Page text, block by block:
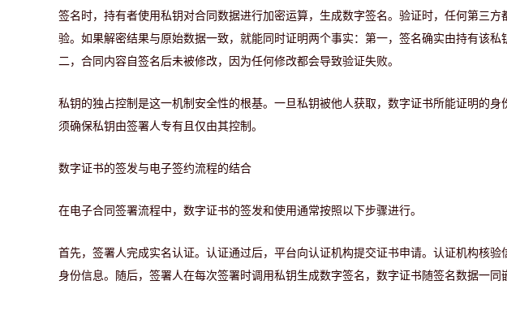
签名时，持有者使用私钥对合同数据进行加密运算，生成数字签名。验证时，任何第三
验。如果解密结果与原始数据一致，就能同时证明两个事实：第一，签名确实由持有该
二，合同内容自签名后未被修改，因为任何修改都会导致验证失败。
私钥的独占控制是这一机制安全性的根基。一旦私钥被他人获取，数字证书所能证明的
须确保私钥由签署人专有且仅由其控制。
数字证书的签发与电子签约流程的结合
在电子合同签署流程中，数字证书的签发和使用通常按照以下步骤进行。
首先，签署人完成实名认证。认证通过后，平台向认证机构提交证书申请。认证机构核
身份信息。随后，签署人在每次签署时调用私钥生成数字签名，数字证书随签名数据一同